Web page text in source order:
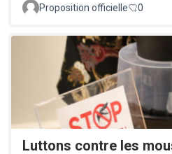
Proposition officielle
0
Luttons contre les